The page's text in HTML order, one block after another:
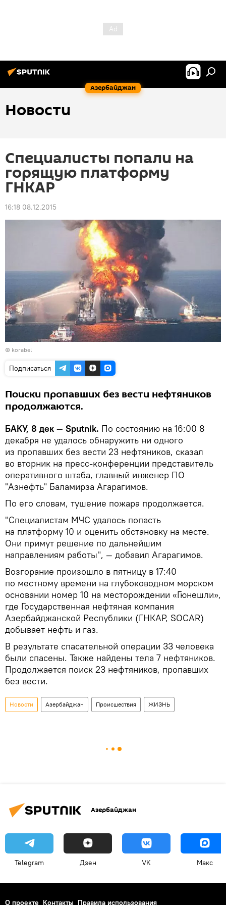
Азербайджан
Новости
Специалисты попали на
горящую платформу
ГНКАР
16:18 08.12.2015
© korabel
Подписаться
Поиски пропавших без вести нефтяников
продолжаются.
БАКУ, 8 дек — Sputnik. По состоянию на 16:00 8
декабря не удалось обнаружить ни одного
из пропавших без вести 23 нефтяников, сказал
во вторник на пресс-конференции представитель
оперативного штаба, главный инженер ПО
"Азнефть" Баламирза Агарагимов.
По его словам, тушение пожара продолжается.
"Специалистам МЧС удалось попасть
на платформу 10 и оценить обстановку на месте.
Они примут решение по дальнейшим
направлениям работы", — добавил Агарагимов.
Возгорание произошло в пятницу в 17:40
по местному времени на глубоководном морском
основании номер 10 на месторождении «Гюнешли»,
где Государственная нефтяная компания
Азербайджанской Республики (ГНКАР, SOCAR)
добывает нефть и газ.
В результате спасательной операции 33 человека
были спасены. Также найдены тела 7 нефтяников.
Продолжается поиск 23 нефтяников, пропавших
без вести.
Новости Азербайджан Происшествия ЖИЗНЬ
Азербайджан
Telegram Дзен VK Макс
О проекте Контакты Правила использования